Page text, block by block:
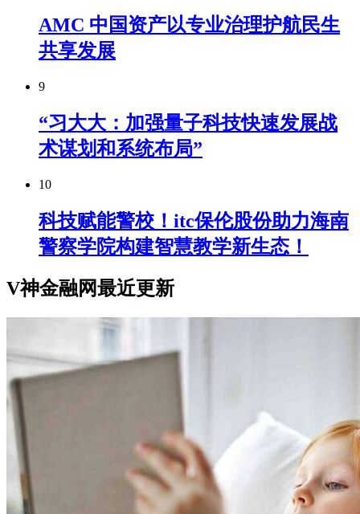
AMC 中国资产以专业治理护航民生
共享发展
9
“习大大：加强量子科技快速发展战
术谋划和系统布局”
10
科技赋能警校！itc保伦股份助力海南
警察学院构建智慧教学新生态！
V神金融网最近更新